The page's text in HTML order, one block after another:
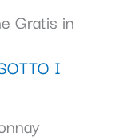
Gratis in
I